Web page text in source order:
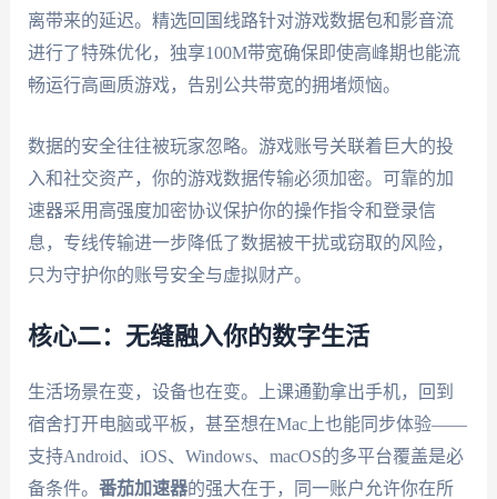
离带来的延迟。精选回国线路针对游戏数据包和影音流
进行了特殊优化，独享100M带宽确保即使高峰期也能流
畅运行高画质游戏，告别公共带宽的拥堵烦恼。
数据的安全往往被玩家忽略。游戏账号关联着巨大的投
入和社交资产，你的游戏数据传输必须加密。可靠的加
速器采用高强度加密协议保护你的操作指令和登录信
息，专线传输进一步降低了数据被干扰或窃取的风险，
只为守护你的账号安全与虚拟财产。
核心二：无缝融入你的数字生活
生活场景在变，设备也在变。上课通勤拿出手机，回到
宿舍打开电脑或平板，甚至想在Mac上也能同步体验——
支持Android、iOS、Windows、macOS的多平台覆盖是必
备条件。 番茄加速器的强大在于，同一账户允许你在所